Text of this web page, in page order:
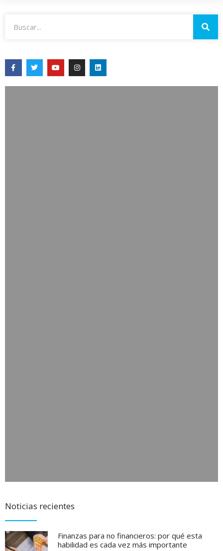
Noticias recientes
Finanzas para no financieros: por qué esta
habilidad es cada vez más importante